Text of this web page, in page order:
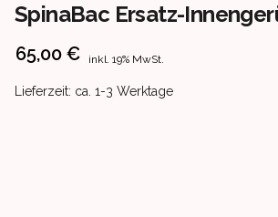
SpinaBac Ersatz-
Product information
65,00 € inkl. 19% MwSt.
Product delivery information
Lieferzeit: ca. 1-3 Werktage